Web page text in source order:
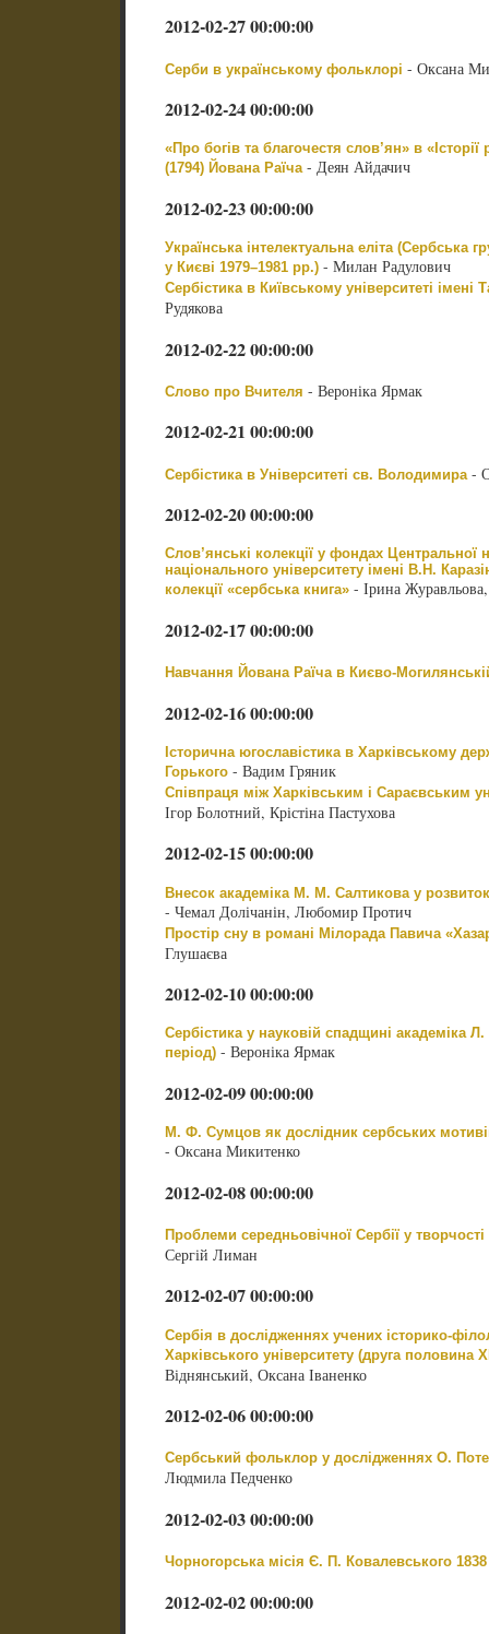
2012-02-27 00:00:00
Серби в українському фольклорі - Оксана
2012-02-24 00:00:00
«Про богів та благочестя слов’ян» в
(1794) Йована Раїча- Деян Айдачич
2012-02-23 00:00:00
Українська інтелектуальна еліта (Сербська
у Києві 1979–1981 рр.)- Милан Радулович
Сербістика в Київському університеті імені
Рудякова
2012-02-22 00:00:00
Слово про Вчителя - Вероніка Ярмак
2012-02-21 00:00:00
Сербістика в Університеті св. Володимира-
2012-02-20 00:00:00
Слов’янські колекції у фондах Центральної
національного університету імені В.Н.
колекції «сербська книга»- Ірина
2012-02-17 00:00:00
Навчання Йована Раїча в Києво-
2012-02-16 00:00:00
Історична югославістика в Харківському
Горького- Вадим Гряник
Співпраця між Харківським і Сараєвським
Ігор Болотний, Крістіна Пастухова
2012-02-15 00:00:00
Внесок академіка М. М. Салтикова у
- Чемал Долічанін, Любомир Протич
Простір сну в романі Мілорада Павича
Глушаєва
2012-02-10 00:00:00
Сербістика у науковій спадщині академіка
період)- Вероніка Ярмак
2012-02-09 00:00:00
М. Ф. Сумцов як дослідник сербських
- Оксана Микитенко
2012-02-08 00:00:00
Проблеми середньовічної Сербії у
Сергій Лиман
2012-02-07 00:00:00
Сербія в дослідженнях учених історико-
Харківського університету (друга половина
Віднянський, Оксана Іваненко
2012-02-06 00:00:00
Сербський фольклор у дослідженнях О.
Людмила Педченко
2012-02-03 00:00:00
Чорногорська місія Є. П. Ковалевського
2012-02-02 00:00:00